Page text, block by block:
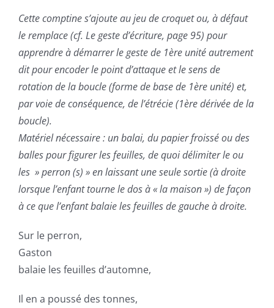
Cette comptine s’ajoute au jeu de croquet ou, à défaut
le remplace (cf. Le geste d’écriture, page 95) pour
apprendre à démarrer le geste de 1ère unitéautrement
dit pour encoder le point d’attaque et le sens de
rotation de la boucle (forme de base de 1ère unité) et,
par voie de conséquence, de l’étrécie (1èredérivéede la
boucle).
Matériel nécessaire : un balai, du papier froissé ou des
balles pour figurer les feuilles, de quoi délimiter le ou
les » perron (s) » en laissant une seule sortie (à droite
lorsque l’enfant tourne le dos à « la maison ») de façon
à ce que l’enfant balaie les feuilles de gauche à droite.
Sur le perron,
Gaston
balaie les feuilles d’automne,
Il en a poussé des tonnes,